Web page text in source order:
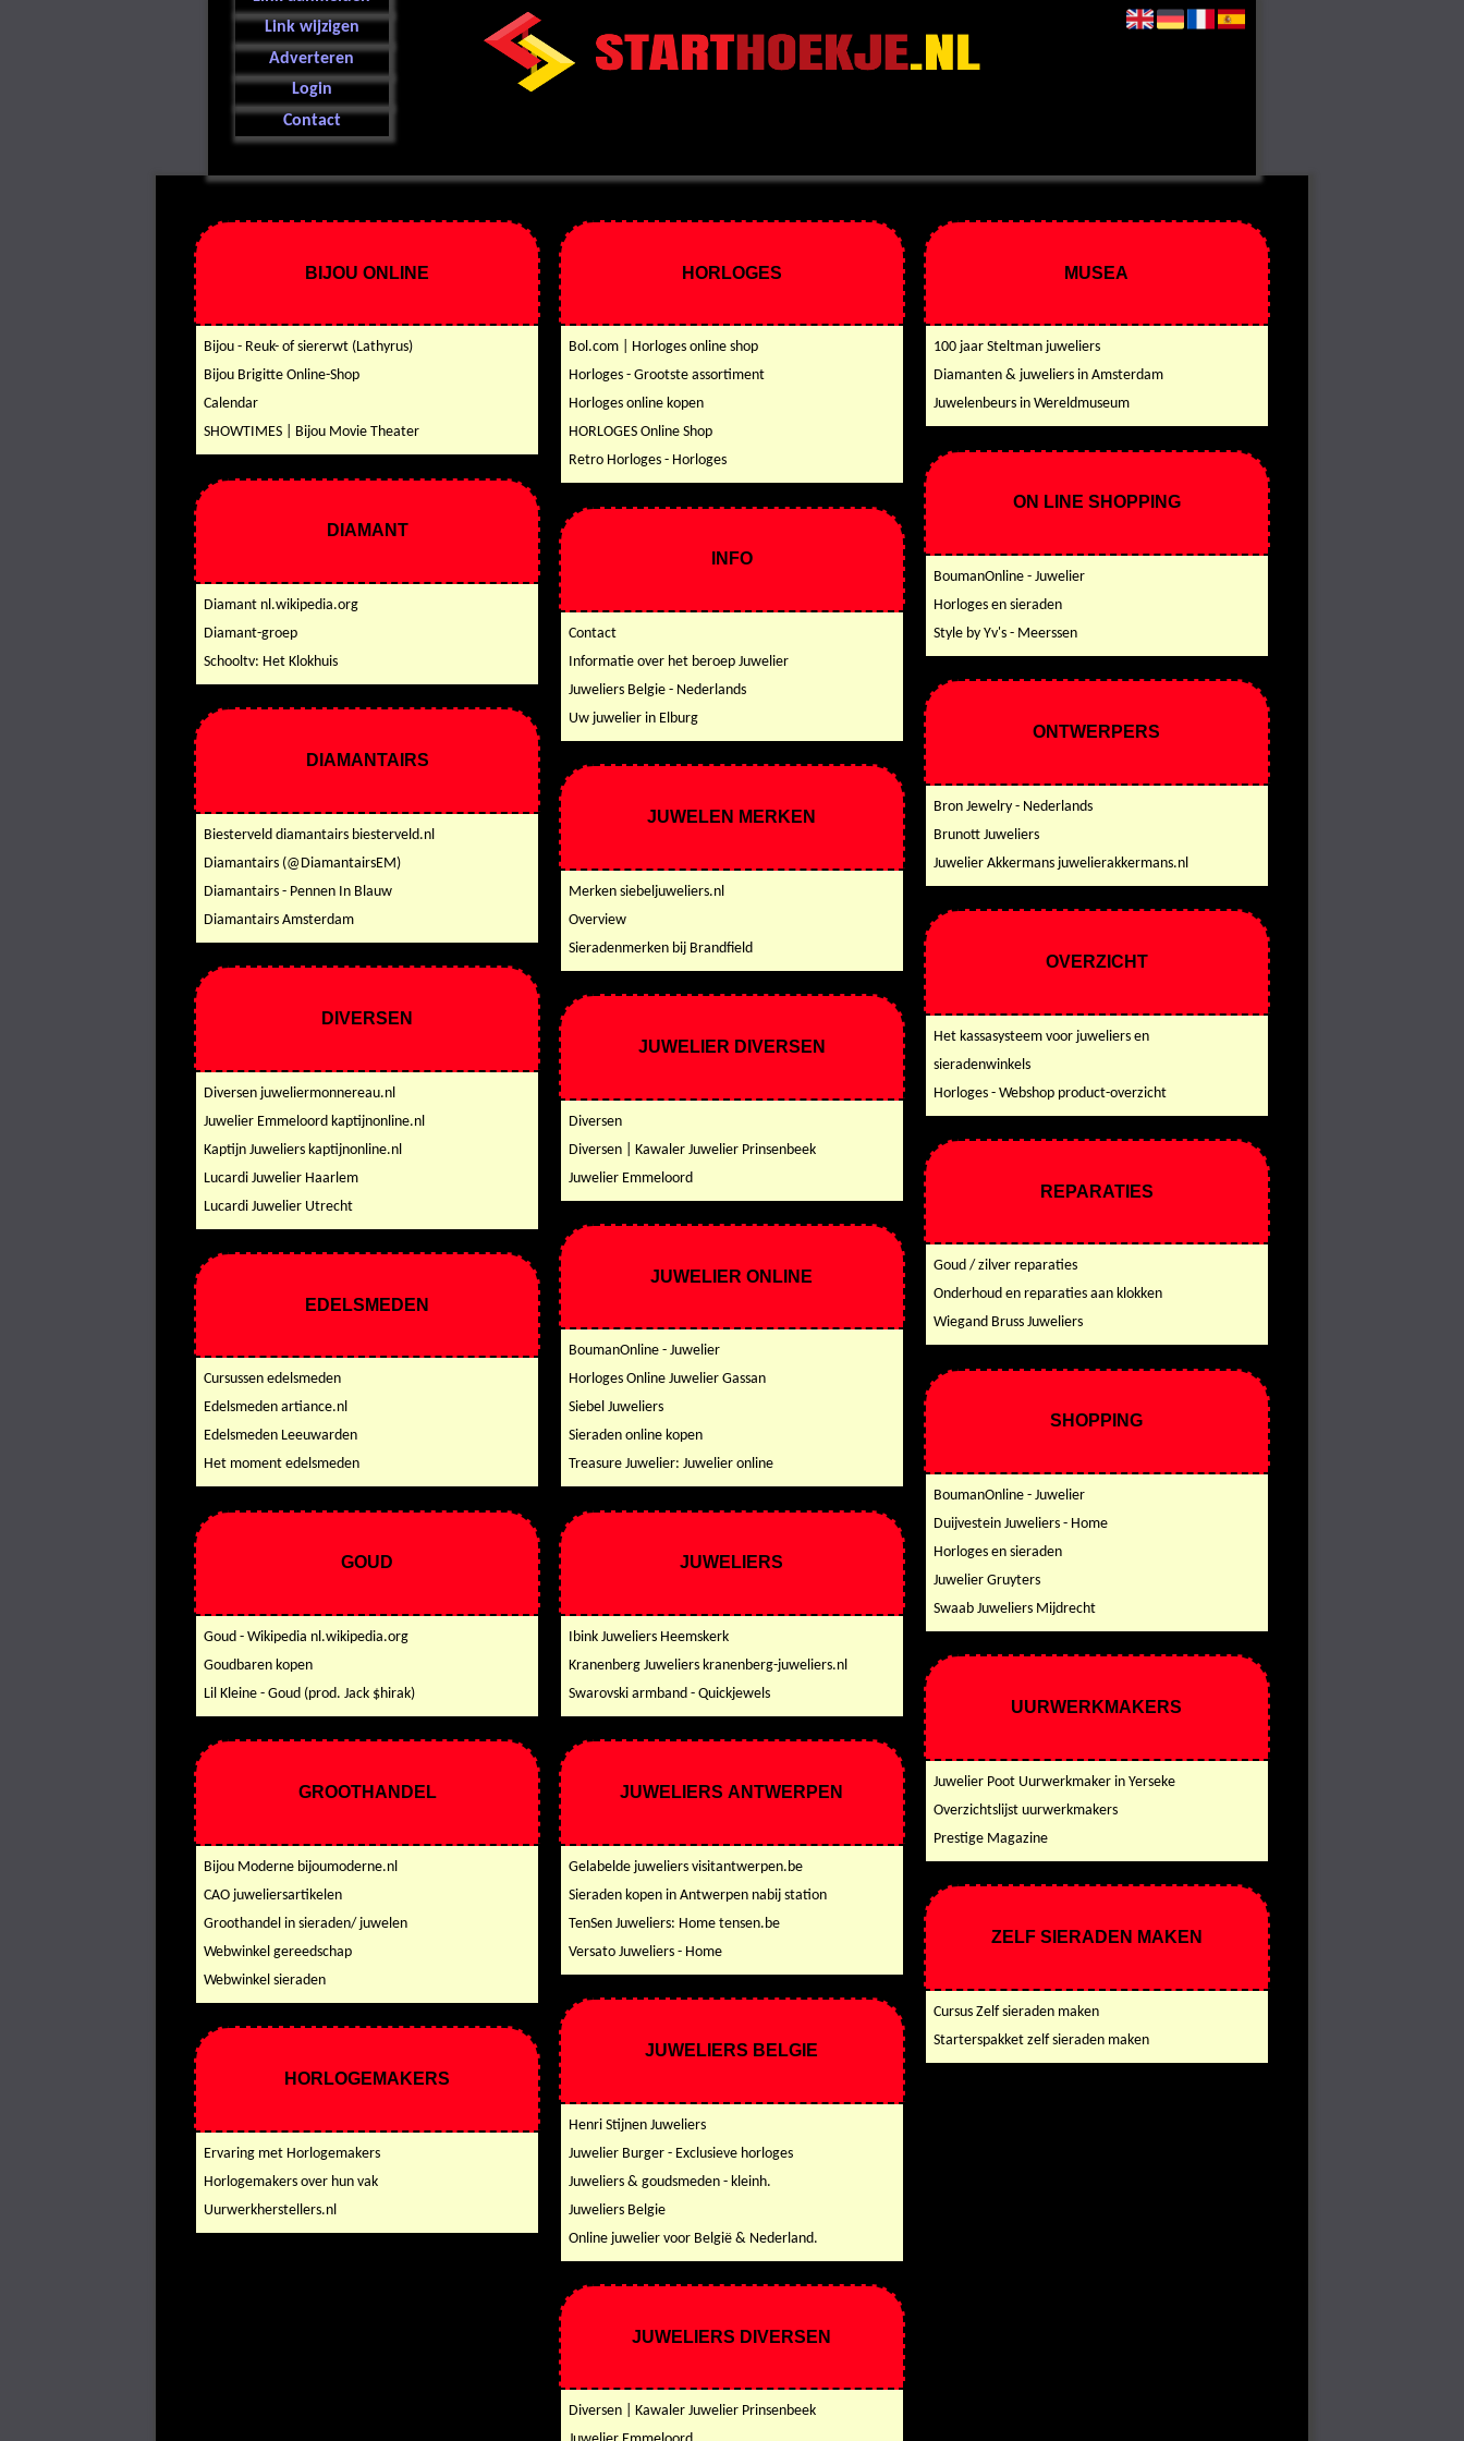
Link wijzigen
Adverteren
Login
Contact
BIJOU ONLINE
Bijou - Reuk- of siererwt (Lathyrus)
Bijou Brigitte Online-Shop
Calendar
SHOWTIMES | Bijou Movie Theater
DIAMANT
Diamant nl.wikipedia.org
Diamant-groep
Schooltv: Het Klokhuis
DIAMANTAIRS
Biesterveld diamantairs biesterveld.nl
Diamantairs (@DiamantairsEM)
Diamantairs - Pennen In Blauw
Diamantairs Amsterdam
DIVERSEN
Diversen juweliermonnereau.nl
Juwelier Emmeloord kaptijnonline.nl
Kaptijn Juweliers kaptijnonline.nl
Lucardi Juwelier Haarlem
Lucardi Juwelier Utrecht
EDELSMEDEN
Cursussen edelsmeden
Edelsmeden artiance.nl
Edelsmeden Leeuwarden
Het moment edelsmeden
GOUD
Goud - Wikipedia nl.wikipedia.org
Goudbaren kopen
Lil Kleine - Goud (prod. Jack $hirak)
GROOTHANDEL
Bijou Moderne bijoumoderne.nl
CAO juweliersartikelen
Groothandel in sieraden/ juwelen
Webwinkel gereedschap
Webwinkel sieraden
HORLOGEMAKERS
Ervaring met Horlogemakers
Horlogemakers over hun vak
Uurwerkherstellers.nl
HORLOGES
Bol.com | Horloges online shop
Horloges - Grootste assortiment
Horloges online kopen
HORLOGES Online Shop
Retro Horloges - Horloges
INFO
Contact
Informatie over het beroep Juwelier
Juweliers Belgie - Nederlands
Uw juwelier in Elburg
JUWELEN MERKEN
Merken siebeljuweliers.nl
Overview
Sieradenmerken bij Brandfield
JUWELIER DIVERSEN
Diversen
Diversen | Kawaler Juwelier Prinsenbeek
Juwelier Emmeloord
JUWELIER ONLINE
BoumanOnline - Juwelier
Horloges Online Juwelier Gassan
Siebel Juweliers
Sieraden online kopen
Treasure Juwelier: Juwelier online
JUWELIERS
Ibink Juweliers Heemskerk
Kranenberg Juweliers kranenberg-juweliers.nl
Swarovski armband - Quickjewels
JUWELIERS ANTWERPEN
Gelabelde juweliers visitantwerpen.be
Sieraden kopen in Antwerpen nabij station
TenSen Juweliers: Home tensen.be
Versato Juweliers - Home
JUWELIERS BELGIE
Henri Stijnen Juweliers
Juwelier Burger - Exclusieve horloges
Juweliers & goudsmeden - kleinh.
Juweliers Belgie
Online juwelier voor België & Nederland.
JUWELIERS DIVERSEN
Diversen | Kawaler Juwelier Prinsenbeek
MUSEA
100 jaar Steltman juweliers
Diamanten & juweliers in Amsterdam
Juwelenbeurs in Wereldmuseum
ON LINE SHOPPING
BoumanOnline - Juwelier
Horloges en sieraden
Style by Yv's - Meerssen
ONTWERPERS
Bron Jewelry - Nederlands
Brunott Juweliers
Juwelier Akkermans juwelierakkermans.nl
OVERZICHT
Het kassasysteem voor juweliers en
sieradenwinkels
Horloges - Webshop product-overzicht
REPARATIES
Goud / zilver reparaties
Onderhoud en reparaties aan klokken
Wiegand Bruss Juweliers
SHOPPING
BoumanOnline - Juwelier
Duijvestein Juweliers - Home
Horloges en sieraden
Juwelier Gruyters
Swaab Juweliers Mijdrecht
UURWERKMAKERS
Juwelier Poot Uurwerkmaker in Yerseke
Overzichtslijst uurwerkmakers
Prestige Magazine
ZELF SIERADEN MAKEN
Cursus Zelf sieraden maken
Starterspakket zelf sieraden maken